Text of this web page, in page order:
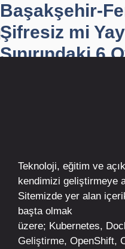
Başakşehir-
Şifresiz mi
Sınırındaki 6
Teknoloji, eğitim ve
kendimizi geliştirmeye
Sitemizde yer alan
başta olmak
üzere; Kubernetes,
Geliştirme, OpenShift,